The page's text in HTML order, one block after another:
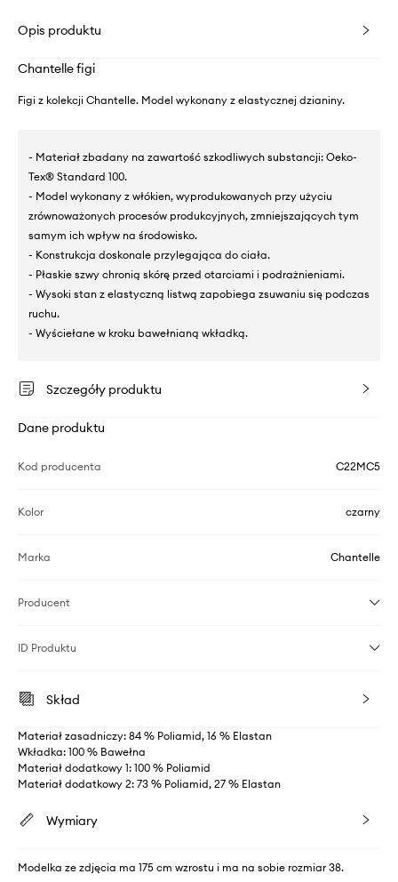
Opis produktu
Chantelle figi
Figi z kolekcji Chantelle. Model wykonany z elastycznej dzianiny.
- Materiał zbadany na zawartość szkodliwych substancji: Oeko-
Tex® Standard 100.
- Model wykonany z włókien, wyprodukowanych przy użyciu
zrównoważonych procesów produkcyjnych, zmniejszających tym
samym ich wpływ na środowisko.
- Konstrukcja doskonale przylegająca do ciała.
- Płaskie szwy chronią skórę przed otarciami i podrażnieniami.
- Wysoki stan z elastyczną listwą zapobiega zsuwaniu się podczas
ruchu.
- Wyściełane w kroku bawełnianą wkładką.
Szczegóły produktu
Dane produktu
Kod producenta C22MC5
Kolor czarny
Marka Chantelle
Producent
ID Produktu
Skład
Materiał zasadniczy: 84 % Poliamid, 16 % Elastan
Wkładka: 100 % Bawełna
Materiał dodatkowy 1: 100 % Poliamid
Materiał dodatkowy 2: 73 % Poliamid, 27 % Elastan
Wymiary
Modelka ze zdjęcia ma 175 cm wzrostu i ma na sobie rozmiar 38.